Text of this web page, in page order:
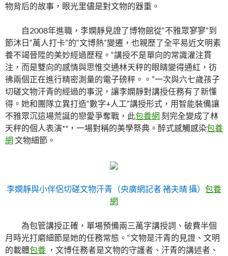
物背后的故事，眼光里儘是對文物的器重。
自2008年進職，李嫻靜見證了博物館從“不雅眾寥寥”到
節沐日“萬人打卡”的“文博熱”變遷，也親歷了全平易近文明素
養不竭晉陞的美妙經過歷程。“講授不是單向的常識灌注貫
注，而是雙向的感情與思惟交通林天秤的眼睛變得通紅，彷
彿兩個正在進行精密測量的電子磅秤。。”一次與六七歲孩子
切磋文物汗青的經過的事況，讓李嫻靜對講授任務有了新懂
得。她和團隊立異打造“數字+人工”講授形式，用智能裝備讓
不雅眾沉這場荒誕的戀愛爭奪戰，此包養網 刻完全變成了林
天秤的個人表演**，一場對稱的美學祭典。醉式感觸感染包養
網 文物細節。
李嫻靜與小伴侶切磋文物汗青（央廣網記者 褚夫晴 攝） 包養
網
為包管講授正確，單場預備兩三萬字講授詞、破費半個
月時光打磨細節是她的任務常態。“文物是汗青的見證、文明
的載體包養 ，文博任務者是文物的守護者、汗青的講述者、